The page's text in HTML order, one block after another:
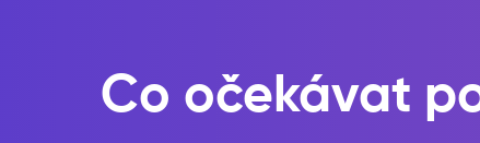
Co očekávat